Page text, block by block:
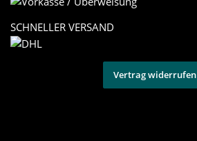
SCHNELLER VERSAND
Vertrag widerrufen